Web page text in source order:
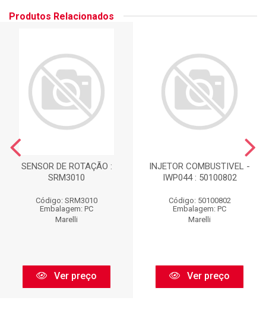
Produtos Relacionados
SENSOR DE ROTAÇÃO :
SRM3010
Código: SRM3010
Embalagem: PC
Marelli
Ver preço
INJETOR COMBUSTIVEL -
IWP044 : 50100802
Código: 50100802
Embalagem: PC
Marelli
Ver preço